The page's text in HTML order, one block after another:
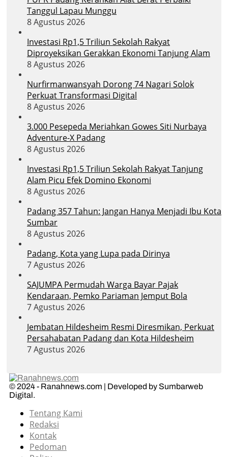
Tanggul Lapau Munggu
8 Agustus 2026
Investasi Rp1,5 Triliun Sekolah Rakyat
Diproyeksikan Gerakkan Ekonomi Tanjung Alam
8 Agustus 2026
Nurfirmanwansyah Dorong 74 Nagari Solok
Perkuat Transformasi Digital
8 Agustus 2026
3.000 Pesepeda Meriahkan Gowes Siti Nurbaya
Adventure-X Padang
8 Agustus 2026
Investasi Rp1,5 Triliun Sekolah Rakyat Tanjung
Alam Picu Efek Domino Ekonomi
8 Agustus 2026
Padang 357 Tahun: Jangan Hanya Menjadi Ibu Kota
Sumbar
8 Agustus 2026
Padang, Kota yang Lupa pada Dirinya
7 Agustus 2026
SAJUMPA Permudah Warga Bayar Pajak
Kendaraan, Pemko Pariaman Jemput Bola
7 Agustus 2026
Jembatan Hildesheim Resmi Diresmikan, Perkuat
Persahabatan Padang dan Kota Hildesheim
7 Agustus 2026
© 2024 - Ranahnews.com | Developed by Sumbarweb
Digital.
Tentang Kami
Redaksi
Kontak
Pedoman